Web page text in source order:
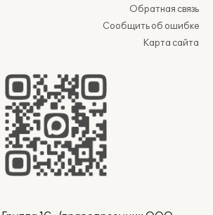
Обратная связь
Сообщить об ошибке
Карта сайта